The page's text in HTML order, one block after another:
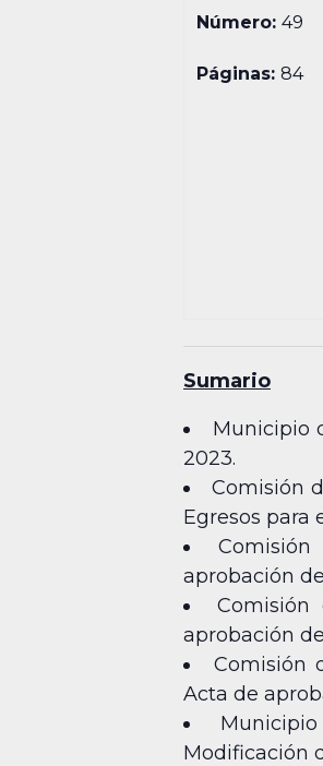
Número:49
Páginas:84
Sumario
Municipio
2023.
Comisión
Egresos para
aprobación
aprobación
Comisión
Acta de
Modificación